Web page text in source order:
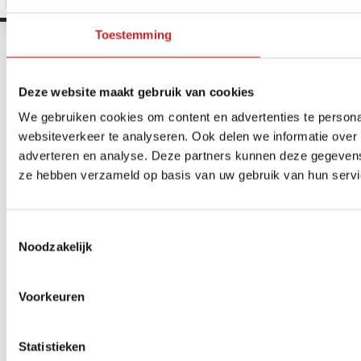
Toestemming
Deze website maakt gebruik van cookies
We gebruiken cookies om content en advertenties te
websiteverkeer te analyseren. Ook delen we informatie
adverteren en analyse. Deze partners kunnen deze
ze hebben verzameld op basis van uw gebruik van hun
Noodzakelijk
Voorkeuren
Statistieken